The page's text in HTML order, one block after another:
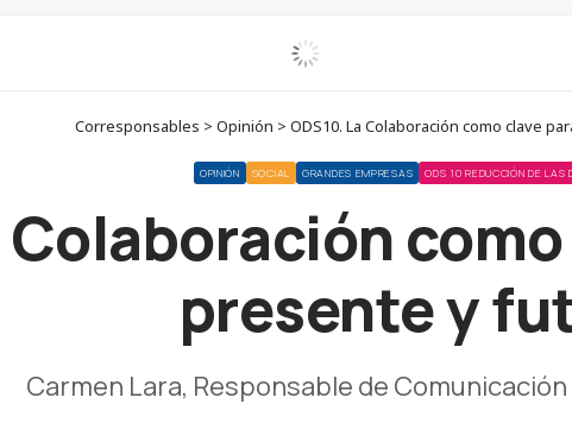
Corresponsables > Opinión > ODS10. La Colaboración como clave
OPINIÓN SOCIAL GRANDES EMPRESAS ODS 10 REDUCCIÓN DE LAS
Colaboración
presente y
Carmen Lara, Responsable de